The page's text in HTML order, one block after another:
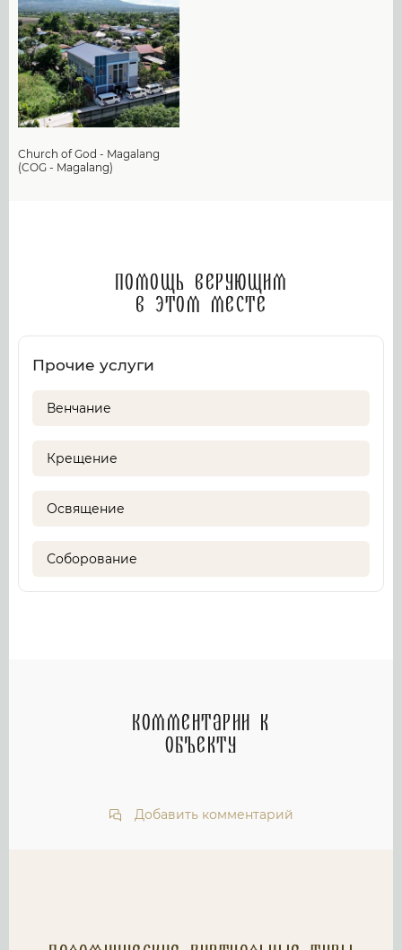
Church of God - Magalang
(COG - Magalang)
Помощь верующим
в этом месте
Прочие услуги
Венчание
Крещение
Освящение
Соборование
Комментарии к
объекту
Добавить комментарий